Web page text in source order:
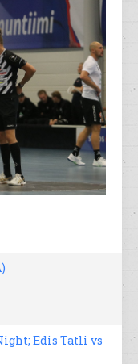
Edis Tatli vs